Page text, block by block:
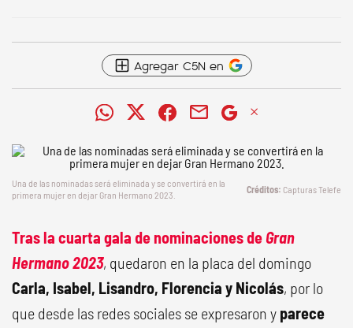
Agregar C5N en
Una de las nominadas será eliminada y se convertirá en la
primera mujer en dejar Gran Hermano 2023
Capturas Telefe
Tras la cuarta gala de nominaciones de Gran
Hermano 2023, quedaron en la placa del domingo
Carla, Isabel, Lisandro, Florencia y Nicolás, por lo
que desde las redes sociales se expresaron y parece